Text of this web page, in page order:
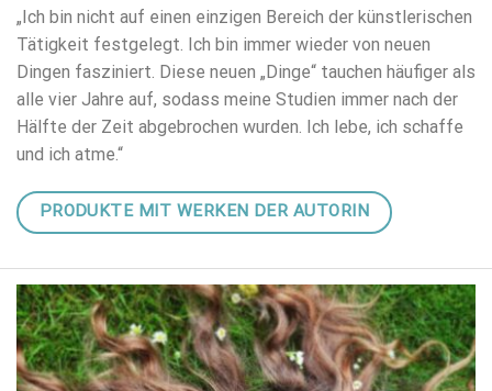
„Ich bin nicht auf einen einzigen Bereich der künstlerischen
Tätigkeit festgelegt. Ich bin immer wieder von neuen
Dingen fasziniert. Diese neuen „Dinge“ tauchen häufiger als
alle vier Jahre auf, sodass meine Studien immer nach der
Hälfte der Zeit abgebrochen wurden. Ich lebe, ich schaffe
und ich atme.“
PRODUKTE MIT WERKEN DER AUTORIN